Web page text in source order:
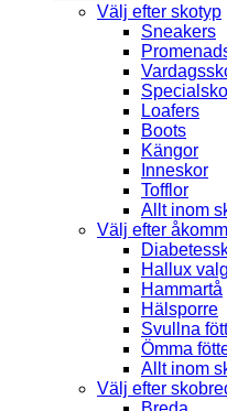
Välj efter skotyp
Sneakers
Loafers
Boots
Kängor
Inneskor
Tofflor
Allt inom
Välj efter
Hallux
Hammartå
Hälsporre
Svullna
Ömma
Allt inom
Välj efter